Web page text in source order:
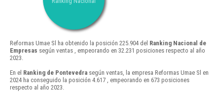
Reformas Umae Sl ha obtenido la posición 225.904 del Ranking Nacional de
Empresas según ventas , empeorando en 32.231 posiciones respecto al año
2023.
En el Ranking de Pontevedra según ventas, la empresa Reformas Umae Sl en
2024 ha conseguido la posición 4.617 , empeorando en 673 posiciones
respecto al año 2023.